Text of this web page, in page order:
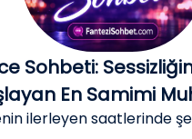
Sohbeti:
En Samimi
ilerleyen saatlerinde